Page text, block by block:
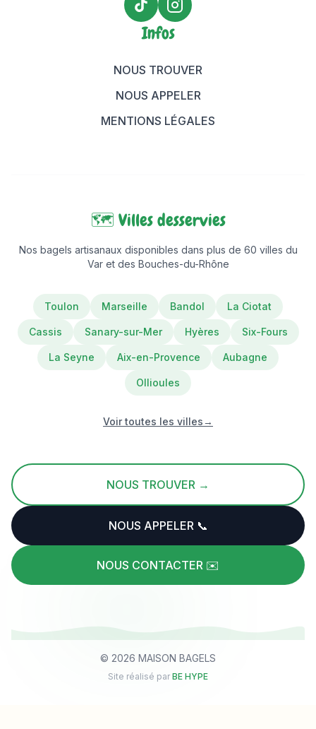
TikTok Maison Bagels
Instagram Maison Bagels
Infos
NOUS TROUVER
NOUS APPELER
MENTIONS LÉGALES
🗺️ Villes desservies
Nos bagels artisanaux disponibles dans plus de 60 villes du
Var et des Bouches-du-Rhône
Toulon Marseille Bandol La Ciotat
Cassis Sanary-sur-Mer Hyères Six-Fours
La Seyne Aix-en-Provence Aubagne
Ollioules
Voir toutes les villes→
NOUS TROUVER →
NOUS APPELER 📞
NOUS CONTACTER ✉️
© 2026 MAISON BAGELS
Site réalisé par BE HYPE